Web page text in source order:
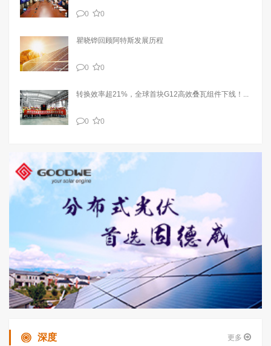
0 0
瞿晓铧回顾阿特斯发展历程
0 0
转换效率超21%，全球首块G12高效叠瓦组件下线！...
0 0
深度 更多